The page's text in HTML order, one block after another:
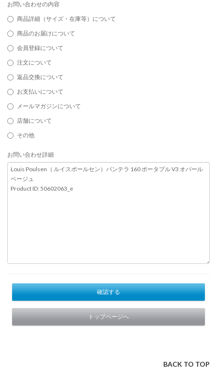
お問い合わせの内容
商品詳細（サイズ・在庫等）について
商品のお届けについて
会員登録について
注文について
返品交換について
お支払いについて
メールマガジンについて
店舗について
その他
お問い合わせ詳細
確認する
トップページへ
BACK TO TOP